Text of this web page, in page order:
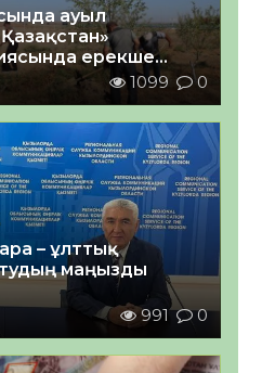
ауыл
ерекше
1099 0
– ұлттық
маңызды
991 0